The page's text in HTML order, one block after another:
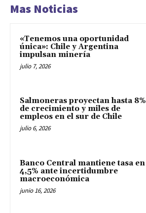
Mas Noticias
«Tenemos una oportunidad
única»: Chile y Argentina
impulsan minería
julio 7, 2026
Salmoneras proyectan hasta 8%
de crecimiento y miles de
empleos en el sur de Chile
julio 6, 2026
Banco Central mantiene tasa en
4,5% ante incertidumbre
macroeconómica
junio 16, 2026